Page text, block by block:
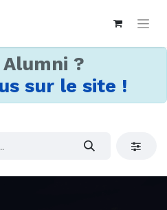
?
sur le site !